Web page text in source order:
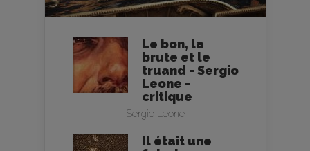
Le bon, la
brute et le
truand - Sergio
Leone -
critique
Sergio Leone
Il était une